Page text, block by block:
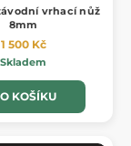
vrhací nůž
8mm
1 500 Kč
Skladem
KOŠÍKU